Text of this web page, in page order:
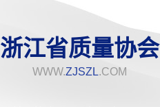
浙江省质量协会
WWW.ZJSZL.COM